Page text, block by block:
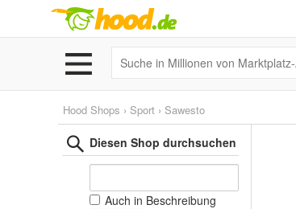
Hood Shops › Sport › Sawesto
Diesen Shop durchsuchen
Auch in Beschreibung